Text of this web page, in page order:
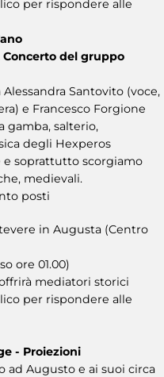
per rispondere alle
Concerto del gruppo
Santovito (voce,
e Francesco Forgione
gamba, salterio,
degli Hexperos
soprattutto scorgiamo
medievali.
posti
in Augusta (Centro
ore 01.00)
mediatori storici
per rispondere alle
- Proiezioni
Augusto e ai suoi circa